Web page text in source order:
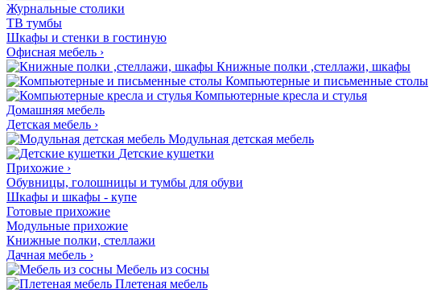
Журнальные столики
ТВ тумбы
Шкафы и стенки в гостиную
Офисная мебель ›
Книжные полки ,стеллажи, шкафы
Компьютерные и письменные столы
Компьютерные кресла и стулья
Домашняя мебель
Детская мебель ›
Модульная детская мебель
Детские кушетки
Прихожие ›
Обувницы, голошницы и тумбы для обуви
Шкафы и шкафы - купе
Готовые прихожие
Модульные прихожие
Книжные полки, стеллажи
Дачная мебель ›
Мебель из сосны
Плетеная мебель